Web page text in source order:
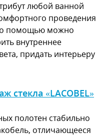
любой ванной
проведения
помощью можно
внутреннее
придать интерьеру
стекла «LACOBEL»
полотен стабильно
отличающееся